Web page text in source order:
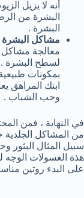
أنه لا يزيل
البشرة من
البشرة .
مشاكل البشرة
معالجة
لسطح البشرة .
بمكونات
ابنك المراهق
وحب الشباب .
في النهاية ، فمن
من المشاكل الجلدية
سبيل المثال
هذة الغسولات الوجه
على البدء روتين